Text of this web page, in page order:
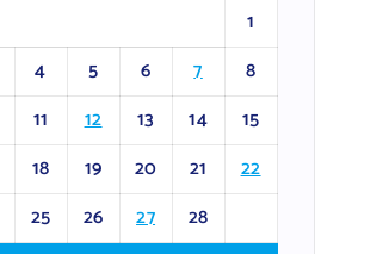
1
4 5 6 7
8
11 12 13 14
15
18 19 20 21
22
25 26 27
28